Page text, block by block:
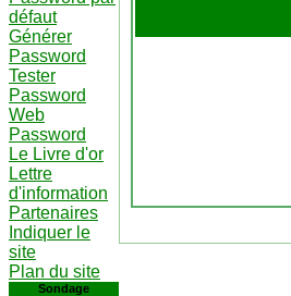
défaut
Générer
Password
Tester
Password
Web
Password
Le Livre d'or
Lettre
d'information
Partenaires
Indiquer le
site
Plan du site
Sondage